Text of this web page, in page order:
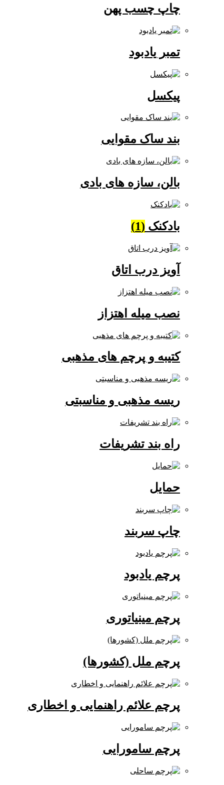
چاپ چسب پهن
تمبر یادبود
بند ساک مقوایی
بالن، سازه های بادی
آویز درب اتاق
نصب میله اهتزاز
کتیبه و پرچم های مذهبی
ریسه مذهبی و مناسبتی
راه بند تشریفات
چاپ سربند
پرچم یادبود
پرچم مینیاتوری
پرچم ملل (کشورها)
پرچم علائم راهنمایی و اخطاری
پرچم سامورایی